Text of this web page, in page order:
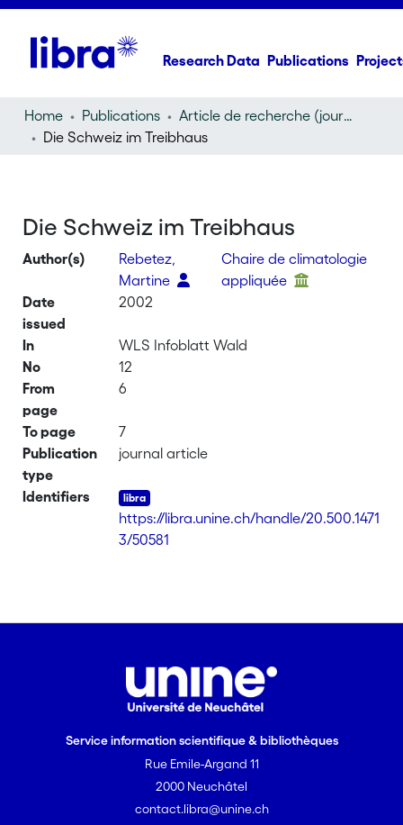
Research Data Publications
Home Publications
Article de recherche (journal article)
Die Schweiz im Treibhaus
Die Schweiz im Treibhaus
Author(s)
Rebetez,
Martine
Chaire de climatologie
appliquée
Date
issued
2002
In
WLS Infoblatt Wald
No
12
From
page
6
To page
7
Publication
type
journal article
Identifiers
https://libra.unine.ch/handle/20.500.1471
3/50581
Service information scientifique & bibliothèques
Rue Emile-Argand 11
2000 Neuchâtel
contact.libra@unine.ch